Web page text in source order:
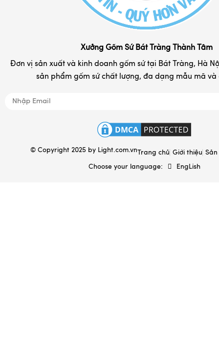
Xưởng Gốm Sứ Bát Tràng Thành Tâm
Đơn vị sản xuất và kinh doanh gốm sứ tại Bát Tràng, Hà
sản phẩm gốm sứ chất lượng, đa dạng mẫu mã và
Đĩa sứ lưu niệm in logo
Khay đựng mứt kẹo
Tranh gốm sứ đẹp
Nồi niêu đất gốm Bát Tràng
Đồ tâm linh
Ấm sắc thuốc Bát Tràng
© Copyright 2025 by Light.com.vnTrang chủ Giới thiệu
Choose your language: EngLish